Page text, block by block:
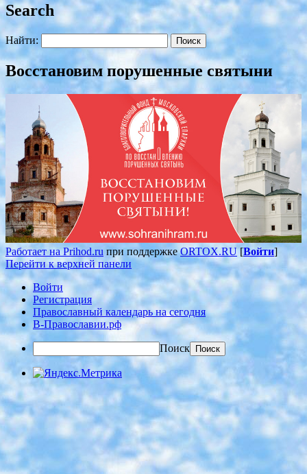
Search
Найти:
Восстановим порушенные святыни
Работает на Prihod.ru при поддержкеORTOX.RU[Войти]
Перейти к верхней панели
Войти
Регистрация
Православный календарь на сегодня
В-Православии.рф
Поиск